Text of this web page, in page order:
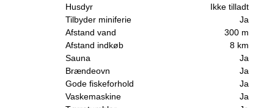
Husdyr
Ikke tilladt
Tilbyder miniferie
Ja
Afstand vand
300 m
Afstand indkøb
8 km
Sauna
Ja
Brændeovn
Ja
Gode fiskeforhold
Ja
Vaskemaskine
Ja